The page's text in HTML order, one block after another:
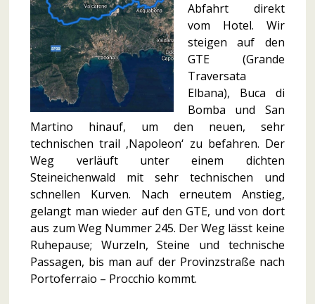
Abfahrt direkt
vom Hotel. Wir
steigen auf den
GTE (Grande
Traversata
Elbana), Buca di
Bomba und San
Martino hinauf, um den neuen, sehr
technischen trail ‚Napoleon‘ zu befahren. Der
Weg verläuft unter einem dichten
Steineichenwald mit sehr technischen und
schnellen Kurven. Nach erneutem Anstieg,
gelangt man wieder auf den GTE, und von dort
aus zum Weg Nummer 245. Der Weg lässt keine
Ruhepause; Wurzeln, Steine ​​und technische
Passagen, bis man auf der Provinzstraße nach
Portoferraio – Procchio kommt.